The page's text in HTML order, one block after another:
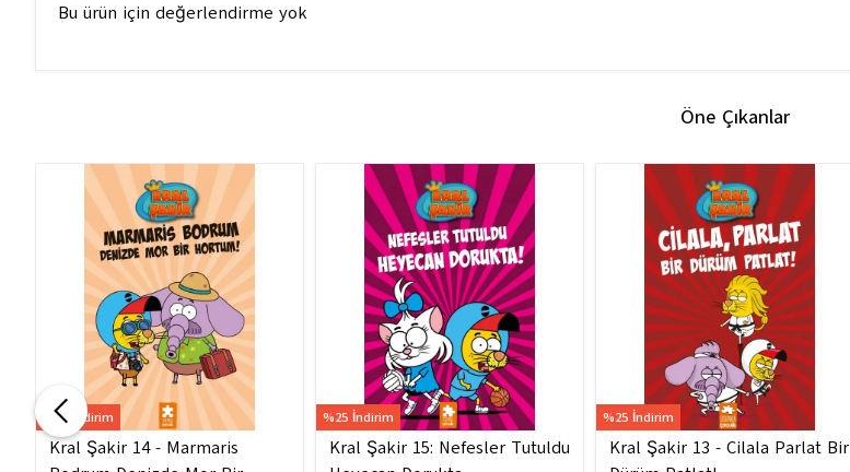
Bu ürün için değerlendirme yok
Öne Çıkanlar
%25 İndirim
Kral Şakir 14 - Marmaris
%25 İndirim
Kral Şakir 15: Nefesler Tutuldu
%25 İndirim
Kral Şakir 13 - Cilala Parlat Bir